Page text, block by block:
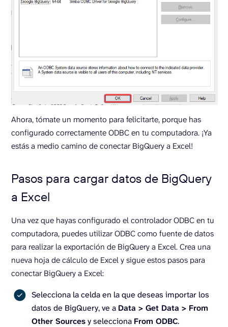
Ahora, tómate un momento para felicitarte, porque has
configurado correctamente ODBC en tu computadora. ¡Ya
estás a medio camino de conectar BigQuery a Excel!
Pasos para cargar datos de BigQuery
a Excel
Una vez que hayas configurado el controlador ODBC en tu
computadora, puedes utilizar ODBC como fuente de datos
para realizar la exportación de BigQuery a Excel. Crea una
nueva hoja de cálculo de Excel y sigue estos pasos para
conectar BigQuery a Excel:
Selecciona la celda en la que deseas importar los
datos de BigQuery, ve a Data > Get Data > From
Other Sourcesy selecciona From ODBC.